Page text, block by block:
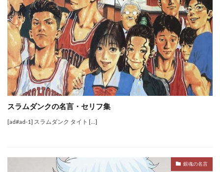
スラムダンクの名言・セリフ集
[ad#ad-1] スラムダンク タイト […]
銀魂の名言